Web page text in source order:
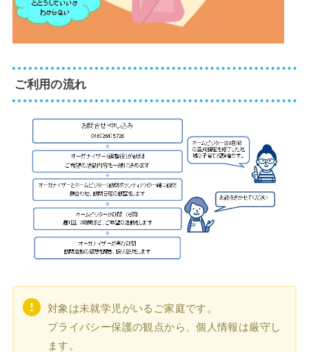
ご利用の流れ
対象は未就学児がいるご家庭です。
プライバシー保護の観点から、個人情報は厳守し
ます。